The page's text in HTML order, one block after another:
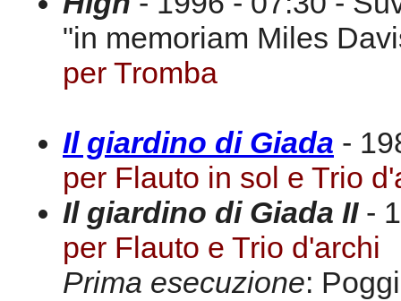
"in memoriam Miles
per Tromba
Il giardino di Giada -
per Flauto in sol e Trio
Il giardino di Giada II-
per Flauto e Trio d'archi
Prima esecuzione: